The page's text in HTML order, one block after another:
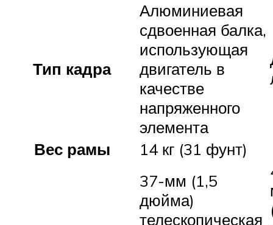
Тип кадра
Алюминиевая
сдвоенная балка,
использующая
двигатель в
качестве
напряженного
элемента
Вес рамы 14 кг (31 фунт)
37-мм (1,5
дюйма)
телескопическая